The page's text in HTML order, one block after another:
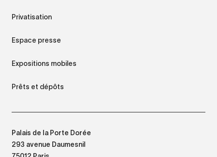
Privatisation
Espace presse
Expositions mobiles
Prêts et dépôts
Palais de la Porte Dorée
293 avenue Daumesnil